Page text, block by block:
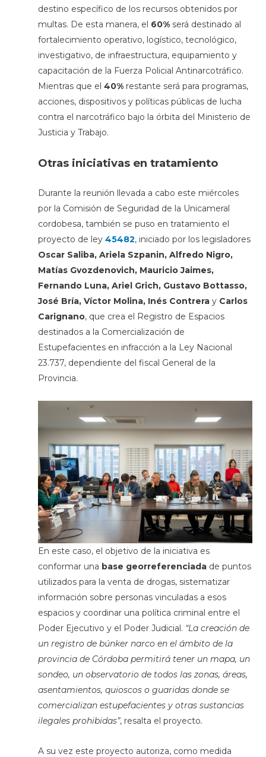
destino específico de los recursos obtenidos por
multas. De esta manera, el 60%será destinado al
fortalecimiento operativo, logístico, tecnológico,
investigativo, de infraestructura, equipamiento y
capacitación de la Fuerza Policial Antinarcotráfico.
Mientras que el 40%restante será para programas,
acciones, dispositivos y políticas públicas de lucha
contra el narcotráfico bajo la órbita del Ministerio de
Justicia y Trabajo.
Otras iniciativas en tratamiento
Durante la reunión llevada a cabo este miércoles
por la Comisión de Seguridad de la Unicameral
cordobesa, también se puso en tratamiento el
proyecto de ley 45482, iniciado por los legisladores
Oscar Saliba, Ariela Szpanin, Alfredo Nigro,
Matías Gvozdenovich, Mauricio Jaimes,
Fernando Luna, Ariel Grich, Gustavo Bottasso,
José Bría, Víctor Molina, Inés Contrera yCarlos
Carignano, que crea el Registro de Espacios
destinados a la Comercialización de
Estupefacientes en infracción a la Ley Nacional
23.737, dependiente del fiscal General de la
Provincia.
En este caso, el objetivo de la iniciativa es
conformar una base georreferenciada de puntos
utilizados para la venta de drogas, sistematizar
información sobre personas vinculadas a esos
espacios y coordinar una política criminal entre el
Poder Ejecutivo y el Poder Judicial. “La creación de
un registro de búnker narco en el ámbito de la
provincia de Córdoba permitirá tener un mapa, un
sondeo, un observatorio de todos las zonas, áreas,
asentamientos, quioscos o guaridas donde se
comercializan estupefacientes y otras sustancias
ilegales prohibidas”, resalta el proyecto.
A su vez este proyecto autoriza, como medida